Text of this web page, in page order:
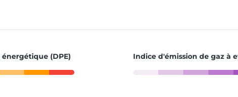
(DPE) Indice d'émission de gaz à